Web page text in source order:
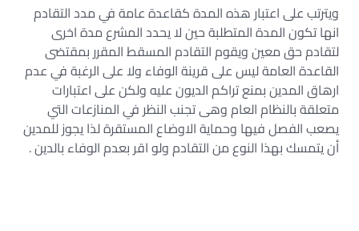
ويترتب على اعتبار هذه المدة كقاعدة عامة في مدد التقادم
انها تكون المدة المتطلبة حين لا يحدد المشرع مدة اخرى
لتقادم حق معين ويقوم التقادم المسقط المقرر بمقتضى
القاعدة العامة ليس على قرينة الوفاء ولا على الرغبة في عدم
ارهاق المدين بمنع تراكم الديون عليه ولكن على اعتبارات
متعلقة بالنظام العام وهى تجنب النظر في المنازعات التي
يصعب الفصل فيها وحماية الاوضاع المستقرة لذا يجوز للمدين
أن يتمسك بهذا النوع من التقادم ولو اقر بعدم الوفاء بالدين .